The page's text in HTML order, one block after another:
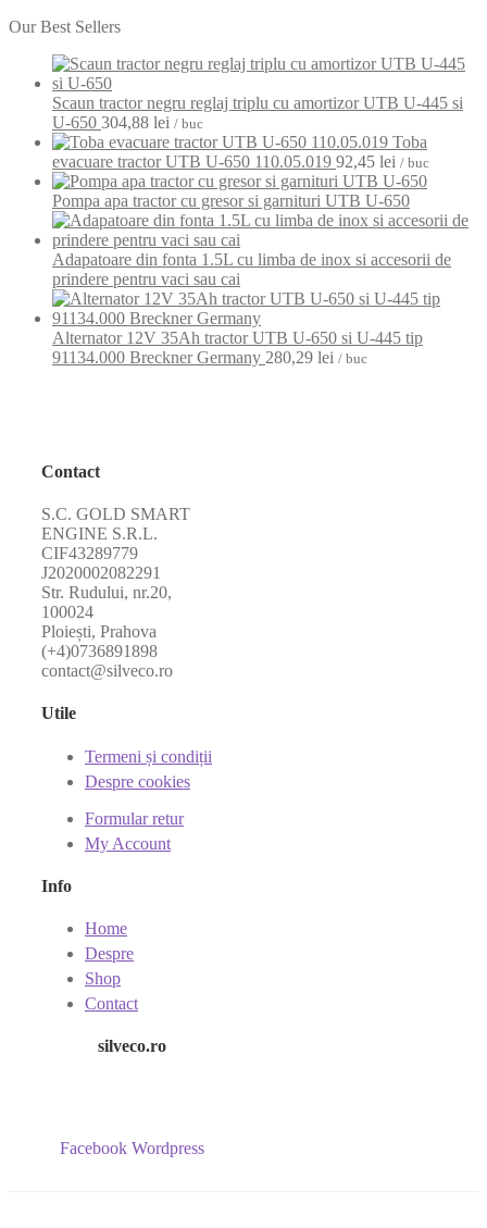
Our Best Sellers
Scaun tractor negru reglaj triplu cu amortizor UTB U-445 si
U-650 304,88 lei / buc
Toba
evacuare tractor UTB U-650 110.05.019 92,45 lei / buc
Pompa apa tractor cu gresor si garnituri UTB U-650
Adapatoare din fonta 1.5L cu limba de inox si accesorii de
prindere pentru vaci sau cai
Alternator 12V 35Ah tractor UTB U-650 si U-445 tip
91134.000 Breckner Germany 280,29 lei / buc
Contact
S.C. GOLD SMART
ENGINE S.R.L.
CIF43289779
J2020002082291
Str. Rudului, nr.20,
100024
Ploiești, Prahova
(+4)0736891898
contact@silveco.ro
Utile
Termeni și condiții
Despre cookies
Formular retur
My Account
Info
Home
Despre
Shop
Contact
silveco.ro
Facebook Wordpress